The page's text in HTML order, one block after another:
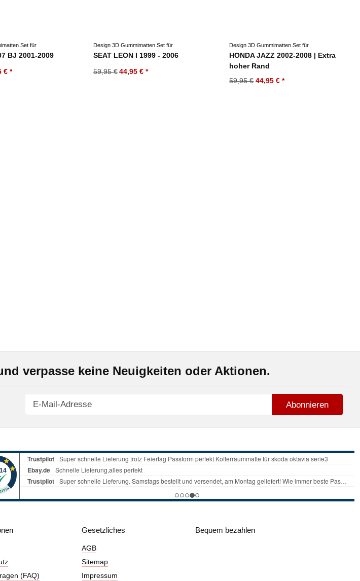
Set für
BJ 2001-2009
€ *
Design 3D Gummimatten Set für
SEAT LEON I 1999 - 2006
59,95 € 44,95 €*
Design 3D Gummimatten Set für
HONDA JAZZ 2002-2008 | Extra
hoher Rand
59,95 € 44,95 €*
verpasse keine Neuigkeiten oder Aktionen.
Abonnieren
(FAQ)
Gesetzliches
AGB
Sitemap
Impressum
Bequem bezahlen